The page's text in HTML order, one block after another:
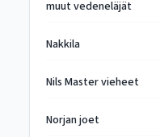
muut vedeneläjät
Nakkila
Nils Master vieheet
Norjan joet